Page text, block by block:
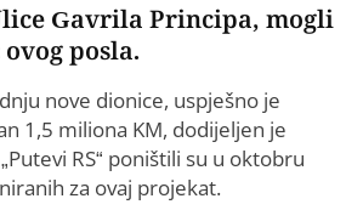
Gavrila Principa, mogli
posla.
nove dionice, uspješno je
1,5 miliona KM, dodijeljen je
RS“ poništili su u oktobru
za ovaj projekat.